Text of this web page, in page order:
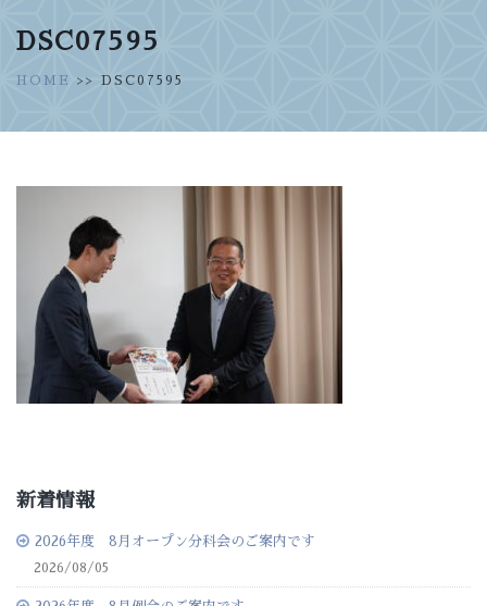
DSC07595
HOME >> DSC07595
新着情報
2026年度 8月オープン分科会のご案内です
2026/08/05